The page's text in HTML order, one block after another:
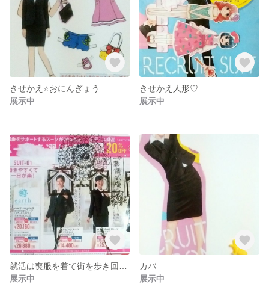
きせかえ⭐おにんぎょう
展示中
きせかえ人形♡
展示中
展示中
カバ
展示中